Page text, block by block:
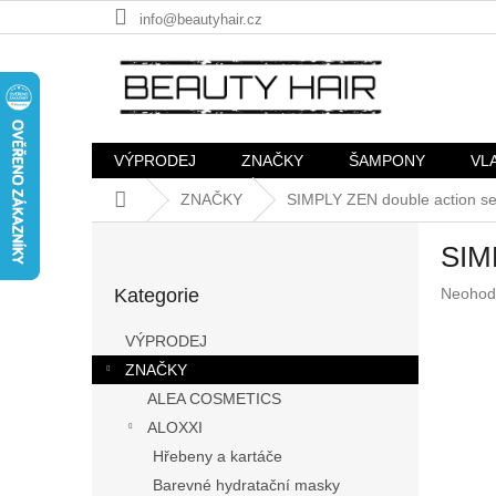
na
info@beautyhair.cz
VÝPRODEJ ZNAČKY ŠAMPONY
Domů ZNAČKY SIMPLY ZEN double action
a
n
kategorie
Kategorie
VÝPRODEJ
ZNAČKY
ALEA COSMETICS
ALOXXI
Hřebeny a kartáče
Barevné hydratační masky